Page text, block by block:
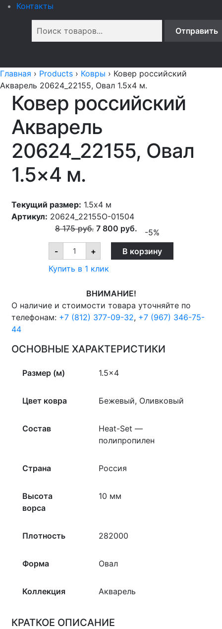
Контакты
Главная › Products › Ковры › Ковер российский
Акварель 20624_22155, Овал 1.5x4 м.
Ковер российский
Акварель
20624_22155, Овал
1.5×4 м.
Текущий размер: 1.5x4 м
Артикул: 20624_22155O-01504
8 175руб. 7 800 руб.
-5%
-
Ковер
российский
Акварель
20624_22155,
quantity
+
В корзину
Купить в 1 клик
ВНИМАНИЕ!
О наличие и стоимости товара уточняйте по
телефонам: +7 (812) 377-09-32, +7 (967) 346-75-
44
ОСНОВНЫЕ ХАРАКТЕРИСТИКИ
Размер (м) 1.5×4
Цвет ковра Бежевый, Оливковый
Состав
Heat-Set —
полипропилен
Страна Россия
Высота
ворса
10 мм
Плотность 282000
Форма Овал
Коллекция Акварель
КРАТКОЕ ОПИСАНИЕ